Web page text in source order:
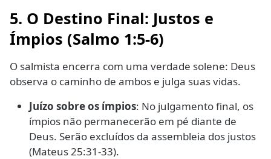
5. O Destino Final: Justos e
Ímpios (Salmo 1:5-6)
O salmista encerra com uma verdade solene: Deus
observa o caminho de ambos e julga suas vidas.
Juízo sobre os ímpios: No julgamento final, os
ímpios não permanecerão em pé diante de
Deus. Serão excluídos da assembleia dos justos
(Mateus 25:31-33).